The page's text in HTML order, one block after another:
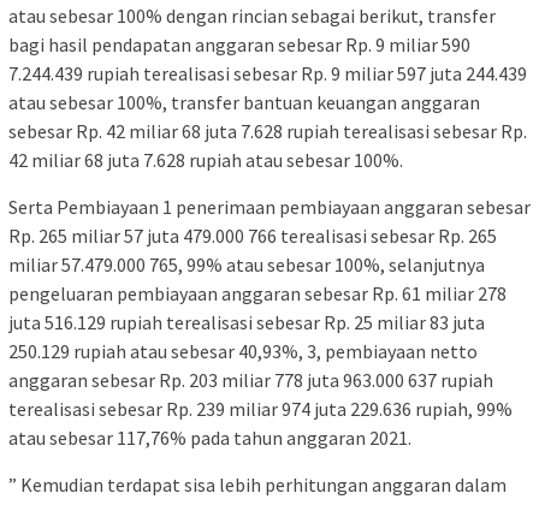
atau sebesar 100% dengan rincian sebagai berikut, transfer
bagi hasil pendapatan anggaran sebesar Rp. 9 miliar 590
7.244.439 rupiah terealisasi sebesar Rp. 9 miliar 597 juta 244.439
atau sebesar 100%, transfer bantuan keuangan anggaran
sebesar Rp. 42 miliar 68 juta 7.628 rupiah terealisasi sebesar Rp.
42 miliar 68 juta 7.628 rupiah atau sebesar 100%.
Serta Pembiayaan 1 penerimaan pembiayaan anggaran sebesar
Rp. 265 miliar 57 juta 479.000 766 terealisasi sebesar Rp. 265
miliar 57.479.000 765, 99% atau sebesar 100%, selanjutnya
pengeluaran pembiayaan anggaran sebesar Rp. 61 miliar 278
juta 516.129 rupiah terealisasi sebesar Rp. 25 miliar 83 juta
250.129 rupiah atau sebesar 40,93%, 3, pembiayaan netto
anggaran sebesar Rp. 203 miliar 778 juta 963.000 637 rupiah
terealisasi sebesar Rp. 239 miliar 974 juta 229.636 rupiah, 99%
atau sebesar 117,76% pada tahun anggaran 2021.
” Kemudian terdapat sisa lebih perhitungan anggaran dalam